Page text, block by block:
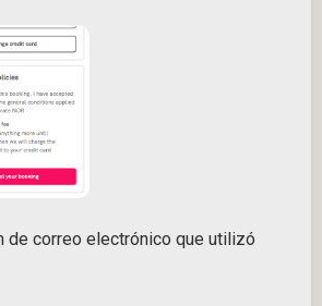
de correo electrónico que utilizó